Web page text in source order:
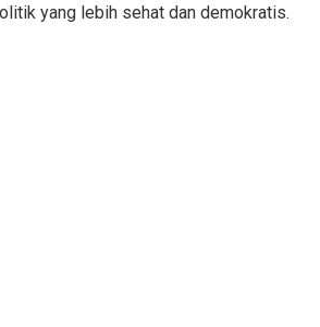
yang lebih sehat dan demokratis.